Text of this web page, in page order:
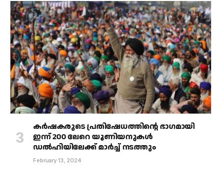
കർഷകരുടെ പ്രതിഷേധത്തിൻ്റെ ഭാഗമായി
ഇന്ന് 200 ലേറെ യൂണിയനുകൾ
ഡൽഹിയിലേക്ക് മാർച്ച് നടത്തും
February 13, 2024